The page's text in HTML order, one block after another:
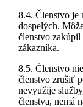
8.4. Členstvo je
dospelých.
členstvo zakúpil
zákazníka.
8.5. Členstvo
členstvo zrušiť
nevyužije
členstva, nemá